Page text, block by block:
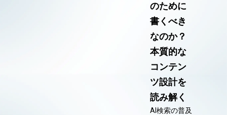
のために
書くべき
なのか？
本質的な
コンテン
ツ設計を
読み解く
AI検索の普及